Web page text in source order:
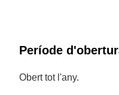
Període
Obert tot l'any.